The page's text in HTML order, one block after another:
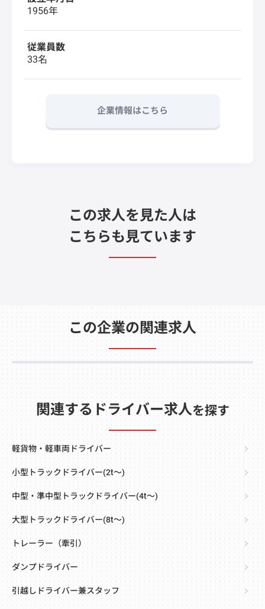
1956年
従業員数
33名
企業情報はこちら
この求人を見た人は
こちらも見ています
この企業の関連求人
関連するドライバー求人を探す
軽貨物・軽車両ドライバー
小型トラックドライバー(2t～)
中型・準中型トラックドライバー(4t～)
大型トラックドライバー(8t～)
トレーラー（牽引）
ダンプドライバー
引越しドライバー兼スタッフ